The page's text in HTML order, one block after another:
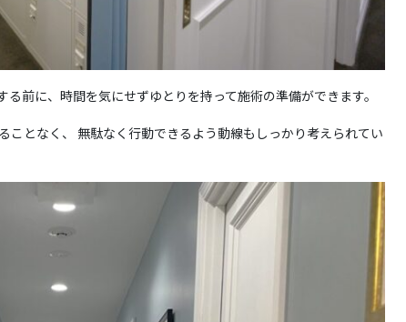
前に、時間を気にせずゆとりを持って施術の準備ができます。
ことなく、 無駄なく行動できるよう動線もしっかり考えられてい